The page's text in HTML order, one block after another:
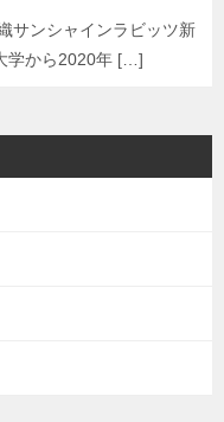
サンシャインラビッツ新
学から2020年 […]